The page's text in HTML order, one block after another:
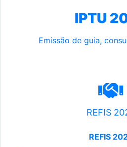
IPTU
Emissão de guia,
REFIS
REFIS